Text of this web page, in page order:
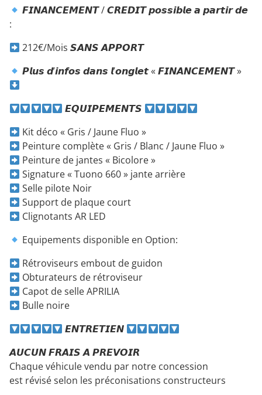
𝙁𝙄𝙉𝘼𝙉𝘾𝙀𝙈𝙀𝙉𝙏 / 𝘾𝙍𝙀𝘿𝙄𝙏 𝙥𝙤𝙨𝙨𝙞𝙗𝙡𝙚 𝙖 𝙥𝙖𝙧𝙩𝙞𝙧 𝙙𝙚
:
212€/Mois 𝙎𝘼𝙉𝙎 𝘼𝙋𝙋𝙊𝙍𝙏
𝙋𝙡𝙪𝙨 𝙙’𝙞𝙣𝙛𝙤𝙨 𝙙𝙖𝙣𝙨 𝙡’𝙤𝙣𝙜𝙡𝙚𝙩 « 𝙁𝙄𝙉𝘼𝙉𝘾𝙀𝙈𝙀𝙉𝙏 »
𝙀𝙌𝙐𝙄𝙋𝙀𝙈𝙀𝙉𝙏𝙎
Kit déco « Gris / Jaune Fluo »
Peinture complète « Gris / Blanc / Jaune Fluo »
Peinture de jantes « Bicolore »
Signature « Tuono 660 » jante arrière
Selle pilote Noir
Support de plaque court
Clignotants AR LED
Equipements disponible en Option:
Rétroviseurs embout de guidon
Obturateurs de rétroviseur
Capot de selle APRILIA
Bulle noire
𝙀𝙉𝙏𝙍𝙀𝙏𝙄𝙀𝙉
𝘼𝙐𝘾𝙐𝙉 𝙁𝙍𝘼𝙄𝙎 𝘼 𝙋𝙍𝙀𝙑𝙊𝙄𝙍
Chaque véhicule vendu par notre concession
est révisé selon les préconisations constructeurs